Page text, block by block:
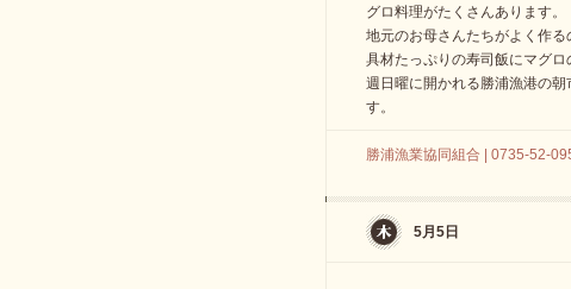
グロ料理がたくさんあります。
地元のお母さんたちがよく作る
具材たっぷりの寿司飯にマグ
週日曜に開かれる勝浦漁港の
す。
勝浦漁業協同組合 | 0735-52-
5月5日